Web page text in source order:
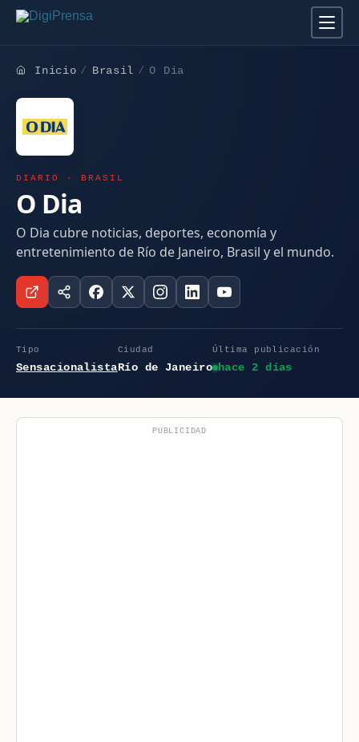
Inicio Brasil O Dia
DIARIO · BRASIL
O Dia
O Dia cubre noticias, deportes, economía y
entretenimiento de Río de Janeiro, Brasil y el mundo.
Tipo
Sensacionalista
Ciudad
Río de Janeiro
Última publicación
hace 2 días
PUBLICIDAD